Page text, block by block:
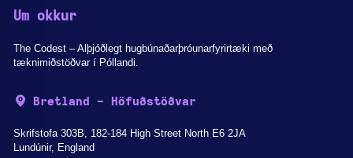
Um okkur
The Codest – Alþjóðlegt hugbúnaðarþróunarfyrirtæki með
tæknimiðstöðvar í Póllandi.
Bretland - Höfuðstöðvar
Skrifstofa 303B, 182-184 High Street North E6 2JA
Lundúnir, England